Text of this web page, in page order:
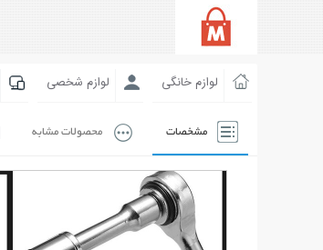
لوازم خانگی لوازم شخصی
مشخصات محصولات مشابه